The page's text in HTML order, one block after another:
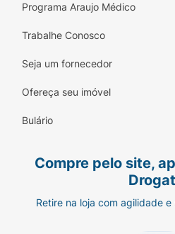
Programa Araujo Médico
Trabalhe Conosco
Seja um fornecedor
Ofereça seu imóvel
Bulário
Compre pelo site,
Retire na loja com agilidade